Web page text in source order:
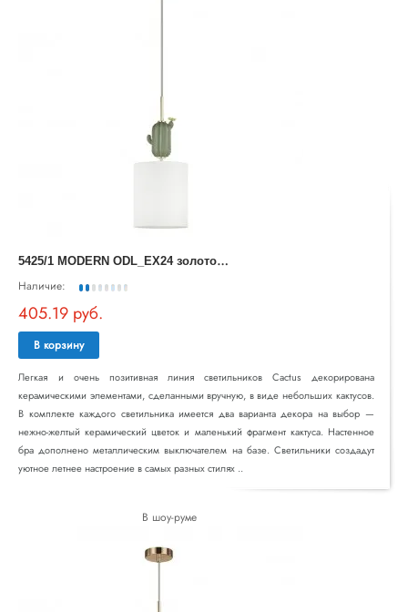
5
425/1 MODERN ODL_EX24 золотой/зеленый/белый/металл/керамика/ткань Подвес E14 1*40W CACTUS
Наличие:
405.19 руб.
В корзину
Легкая и очень позитивная линия светильников Cactus декорирована
керамическими элементами, сделанными вручную, в виде небольших кактусов.
В комплекте каждого светильника имеется два варианта декора на выбор —
нежно-желтый керамический цветок и маленький фрагмент кактуса. Настенное
бра дополнено металлическим выключателем на базе. Светильники создадут
уютное летнее настроение в самых разных стилях ..
В шоу-руме